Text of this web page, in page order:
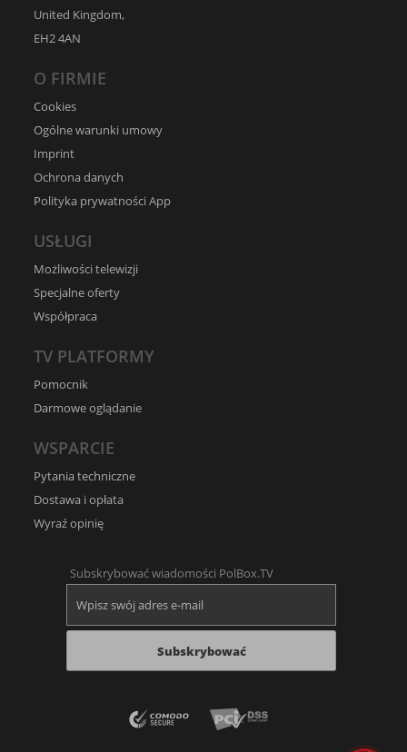
United Kingdom,
EH2 4AN
O FIRMIE
Cookies
Ogólne warunki umowy
Imprint
Ochrona danych
Polityka prywatności App
USŁUGI
Możliwości telewizji
Specjalne oferty
Współpraca
TV PLATFORMY
Pomocnik
Darmowe oglądanie
WSPARCIE
Pytania techniczne
Dostawa i opłata
Wyraź opinię
Subskrybować wiadomości PolBox.TV
Subskrybować